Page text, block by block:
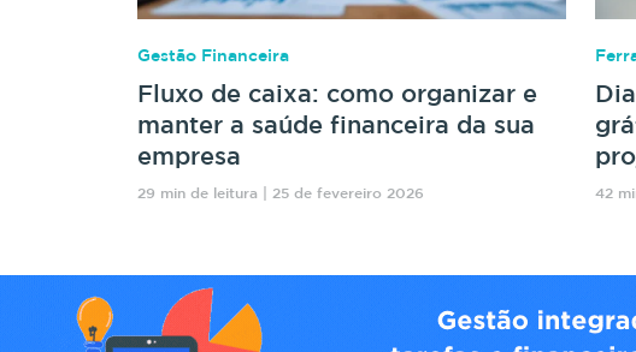
Gestão Financeira
Fluxo de caixa: como organizar e
manter a saúde financeira da sua
empresa
29 min de leitura | 25 de fevereiro 2026 42